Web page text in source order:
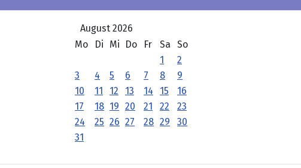
August 2026
Mo
Di Mi Do Fr Sa
So
1
2
3
4 5 6 7 8
9
10
11 12 13 14 15
16
17
18 19 20 21 22
23
24
25 26 27 28 29
30
31